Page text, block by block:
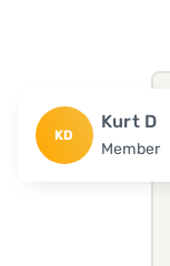
KD
Kurt D
Member